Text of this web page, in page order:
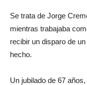
Se trata de Jorge
mientras trabajaba
recibir un disparo de
hecho.
Un jubilado de 67